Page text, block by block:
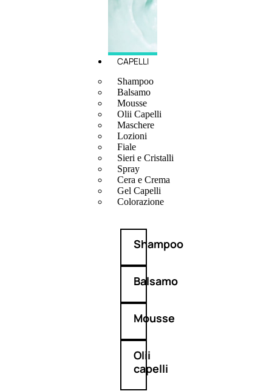
CAPELLI
Shampoo
Balsamo
Mousse
Olii Capelli
Maschere
Lozioni
Fiale
Sieri e Cristalli
Spray
Cera e Crema
Gel Capelli
Colorazione
Shampoo
Balsamo
Mousse
Olii
capelli